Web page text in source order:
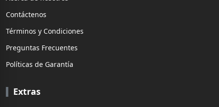
Contáctenos
Términos y Condiciones
Preguntas Frecuentes
Políticas de Garantía
Extras